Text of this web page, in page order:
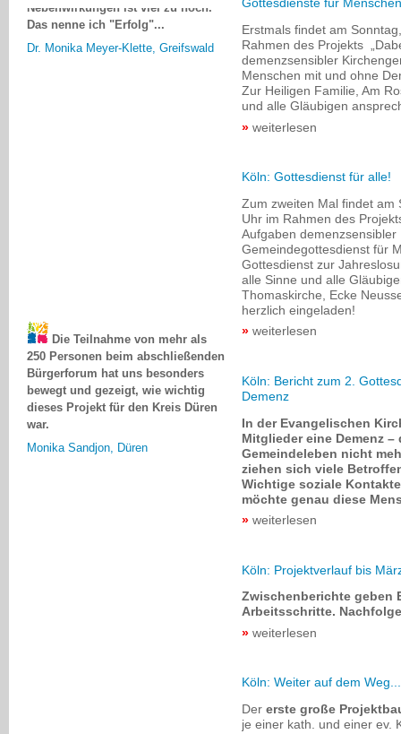
Gottesdienste für
Erstmals findet am
Rahmen des Projekts
demenzsensibler
Menschen mit und ohne
Zur Heiligen Familie, Am
und alle Gläubigen
weiterlesen
Köln: Gottesdienst für alle!
Zum zweiten Mal findet am
Uhr im Rahmen des
Aufgaben
Gemeindegottesdienst für
Gottesdienst zur
alle Sinne und alle
Thomaskirche, Ecke
herzlich eingeladen!
weiterlesen
Köln: Bericht zum 2.
Demenz
In der Evangelischen
Mitglieder eine Demenz
Gemeindeleben nicht
ziehen sich viele
Wichtige soziale
möchte genau diese
weiterlesen
Köln: Projektverlauf bis
Zwischenberichte geben
Arbeitsschritte.
weiterlesen
Köln: Weiter auf dem Weg...
Der erste große
je einer kath. und einer ev.
Das nenne ich "Erfolg"...
Dr. Monika Meyer-Klette, Greifswald
250 Personen beim abschließenden
Bürgerforum hat uns besonders
bewegt und gezeigt, wie wichtig
dieses Projekt für den Kreis Düren
war.
Monika Sandjon, Düren